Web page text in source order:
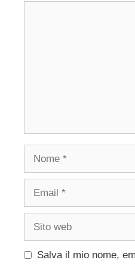
Salva il mio nome,